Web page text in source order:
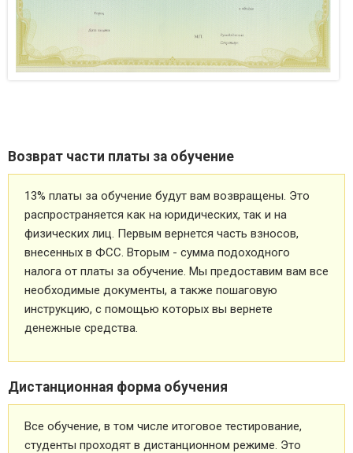
Возврат части платы за обучение
13% платы за обучение будут вам возвращены. Это
распространяется как на юридических, так и на
физических лиц. Первым вернется часть взносов,
внесенных в ФСС. Вторым - сумма подоходного
налога от платы за обучение. Мы предоставим вам все
необходимые документы, а также пошаговую
инструкцию, с помощью которых вы вернете
денежные средства.
Дистанционная форма обучения
Все обучение, в том числе итоговое тестирование,
студенты проходят в дистанционном режиме. Это